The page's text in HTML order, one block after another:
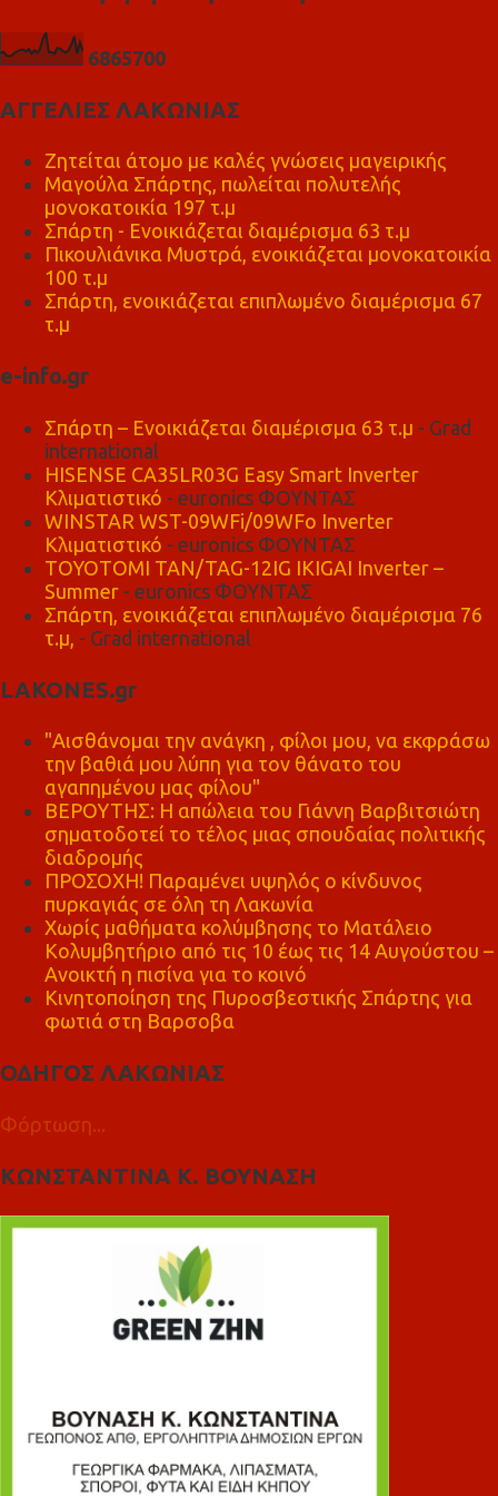
6865700
ΑΓΓΕΛΙΕΣ ΛΑΚΩΝΙΑΣ
Ζητείται άτομο με καλές γνώσεις μαγειρικής
Μαγούλα Σπάρτης, πωλείται πολυτελής
μονοκατοικία 197 τ.μ
Σπάρτη - Ενοικιάζεται διαμέρισμα 63 τ.μ
Πικουλιάνικα Μυστρά, ενοικιάζεται μονοκατοικία
100 τ.μ
Σπάρτη, ενοικιάζεται επιπλωμένο διαμέρισμα 67
τ.μ
e-info.gr
Σπάρτη – Ενοικιάζεται διαμέρισμα 63 τ.μ - Grad
international
HISENSE CA35LR03G Easy Smart Inverter
Κλιματιστικό - euronics ΦΟΥΝΤΑΣ
WINSTAR WST-09WFi/09WFo Inverter
Κλιματιστικό - euronics ΦΟΥΝΤΑΣ
TOYOTOMI TAN/TAG-12IG IKIGAI Inverter –
Summer - euronics ΦΟΥΝΤΑΣ
Σπάρτη, ενοικιάζεται επιπλωμένο διαμέρισμα 76
τ.μ, - Grad international
LAKONES.gr
"Αισθάνομαι την ανάγκη , φίλοι μου, να εκφράσω
την βαθιά μου λύπη για τον θάνατο του
αγαπημένου μας φίλου"
ΒΕΡΟΥΤΗΣ: Η απώλεια του Γιάννη Βαρβιτσιώτη
σηματοδοτεί το τέλος μιας σπουδαίας πολιτικής
διαδρομής
ΠΡΟΣΟΧΗ! Παραμένει υψηλός ο κίνδυνος
πυρκαγιάς σε όλη τη Λακωνία
Χωρίς μαθήματα κολύμβησης το Ματάλειο
Κολυμβητήριο από τις 10 έως τις 14 Αυγούστου –
Ανοικτή η πισίνα για το κοινό
Κινητοποίηση της Πυροσβεστικής Σπάρτης για
φωτιά στη Βαρσοβα
ΟΔΗΓΟΣ ΛΑΚΩΝΙΑΣ
Φόρτωση...
ΚΩΝΣΤΑΝΤΙΝΑ Κ. ΒΟΥΝΑΣΗ